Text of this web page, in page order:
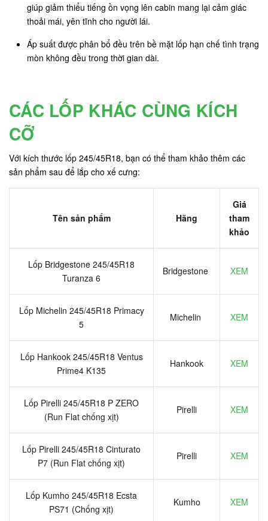
giúp giảm thiểu tiếng ồn vọng lên cabin mang lại cảm giác
thoải mái, yên tĩnh cho người lái.
Áp suất được phân bổ đều trên bề mặt lốp hạn chế tình trạng
mòn không đều trong thời gian dài.
CÁC LỐP KHÁC CÙNG KÍCH
CỠ
Với kích thước lốp 245/45R18, bạn có thể tham khảo thêm các
sản phẩm sau để lắp cho xế cưng:
Tên sản phẩm Hãng
Giá
tham
khảo
Lốp Bridgestone 245/45R18
Turanza 6
Bridgestone XEM
Lốp Michelin 245/45R18 Primacy
5
Michelin XEM
Lốp Hankook 245/45R18 Ventus
Prime4 K135
Hankook XEM
Lốp Pirelli 245/45R18 P ZERO
(Run Flat chống xịt)
Pirelli XEM
Lốp Pirelli 245/45R18 Cinturato
P7 (Run Flat chống xịt)
Pirelli XEM
Lốp Kumho 245/45R18 Ecsta
PS71 (Chống xịt)
Kumho XEM